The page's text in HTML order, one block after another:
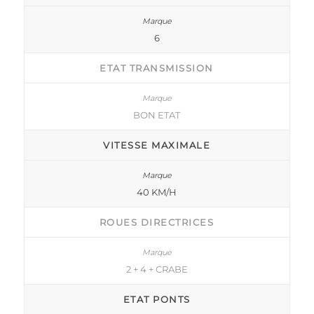
6
ETAT TRANSMISSION
BON ETAT
VITESSE MAXIMALE
40 KM/H
ROUES DIRECTRICES
2 + 4 + CRABE
ETAT PONTS